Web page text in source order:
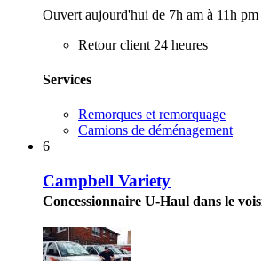
Ouvert aujourd'hui de 7h am à 11h pm
Retour client 24 heures
Services
Remorques et remorquage
Camions de déménagement
6
Campbell Variety
Concessionnaire U-Haul dans le